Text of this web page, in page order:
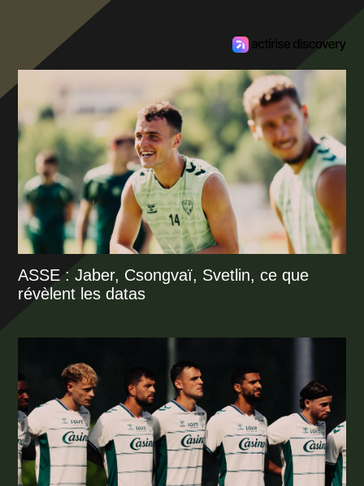
ASSE : Jaber, Csongvaï, Svetlin, ce que
révèlent les datas